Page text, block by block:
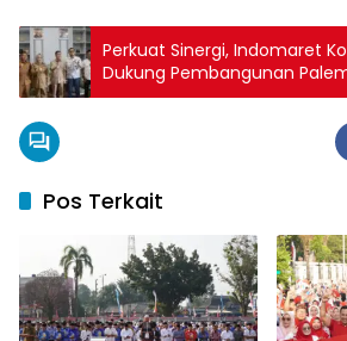
Perkuat Sinergi, Indomaret
Dukung Pembangunan
Pos Terkait